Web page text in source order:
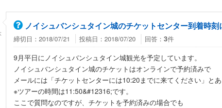
ノイシュバンシュタイン城のチケットセンター到着時刻
締切日：2018/07/21 投稿日：2018/07/20 回答： 3件
9月平日にノイシュバンシュタイン城観光を予定しています。
ノイシュバンシュタイン城のチケットはオンラインで予約済みで
メールには「チケットセンターには10:20までに来てください」とあ
※ツアーの時間は11:50&#12316;です。
ここで質問なのですが、チケットを予約済みの場合でも